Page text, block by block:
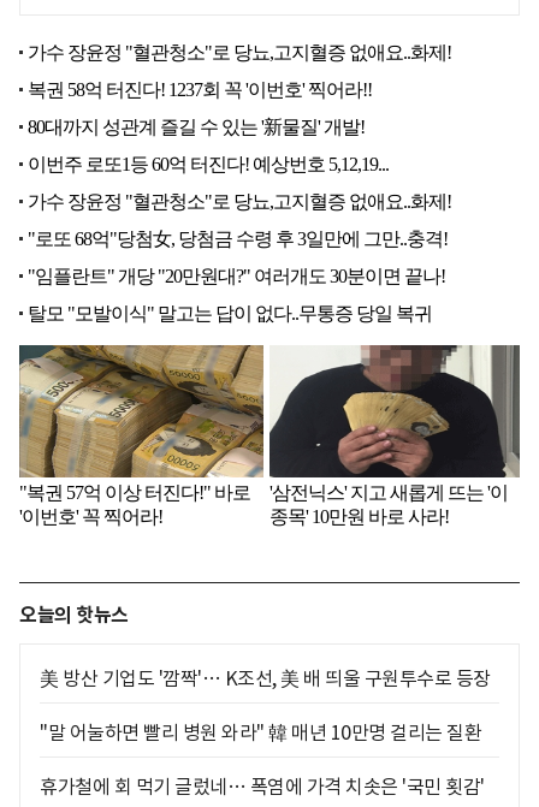
오늘의 핫뉴스
美 방산 기업도 '깜짝'… K조선, 美 배 띄울 구원투수로 등장
"말 어눌하면 빨리 병원 와라" 韓 매년 10만명 걸리는 질환
휴가철에 회 먹기 글렀네… 폭염에 가격 치솟은 '국민 횟감'